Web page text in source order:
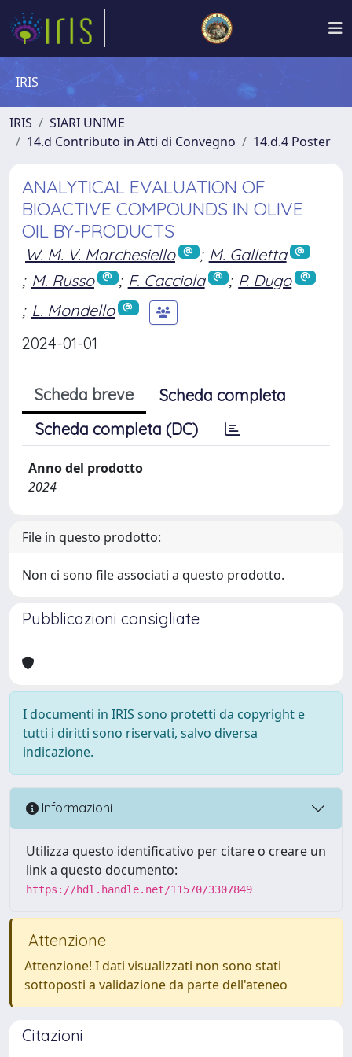
IRIS
IRIS
SIARI UNIME
14.d Contributo in Atti di Convegno
14.d.4 Poster
ANALYTICAL EVALUATION OF
BIOACTIVE COMPOUNDS IN OLIVE
OIL BY-PRODUCTS
W. M. V. Marchesiello ; M. Galletta
; M. Russo ; F. Cacciola ; P. Dugo
; L. Mondello
2024-01-01
Scheda breve
Scheda completa
Scheda completa (DC)
Anno del prodotto
2024
File in questo prodotto:
Non ci sono file associati a questo prodotto.
Pubblicazioni consigliate
I documenti in IRIS sono protetti da copyright e
tutti i diritti sono riservati, salvo diversa
indicazione.
Informazioni
Utilizza questo identificativo per citare o creare un
link a questo documento:
https://hdl.handle.net/11570/3307849
Attenzione
Attenzione! I dati visualizzati non sono stati
sottoposti a validazione da parte dell'ateneo
Citazioni